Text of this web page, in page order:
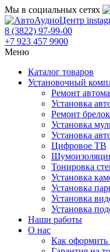
Мы в социальных сетях
8 (3822) 97-99-00
+7 923 457 9900
Меню
Каталог товаров
Установочный
Ремонт
Установка
Ремонт
Установка
Установка
Цифровое ТВ
Тонировка
Установка
Установка
Установка
Установка
Наши работы
О нас
Как оформить